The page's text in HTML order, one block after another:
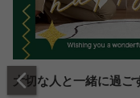
大切な人と一緒に過ご